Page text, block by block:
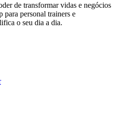
de transformar vidas e negócios
para personal trainers e
o seu dia a dia.